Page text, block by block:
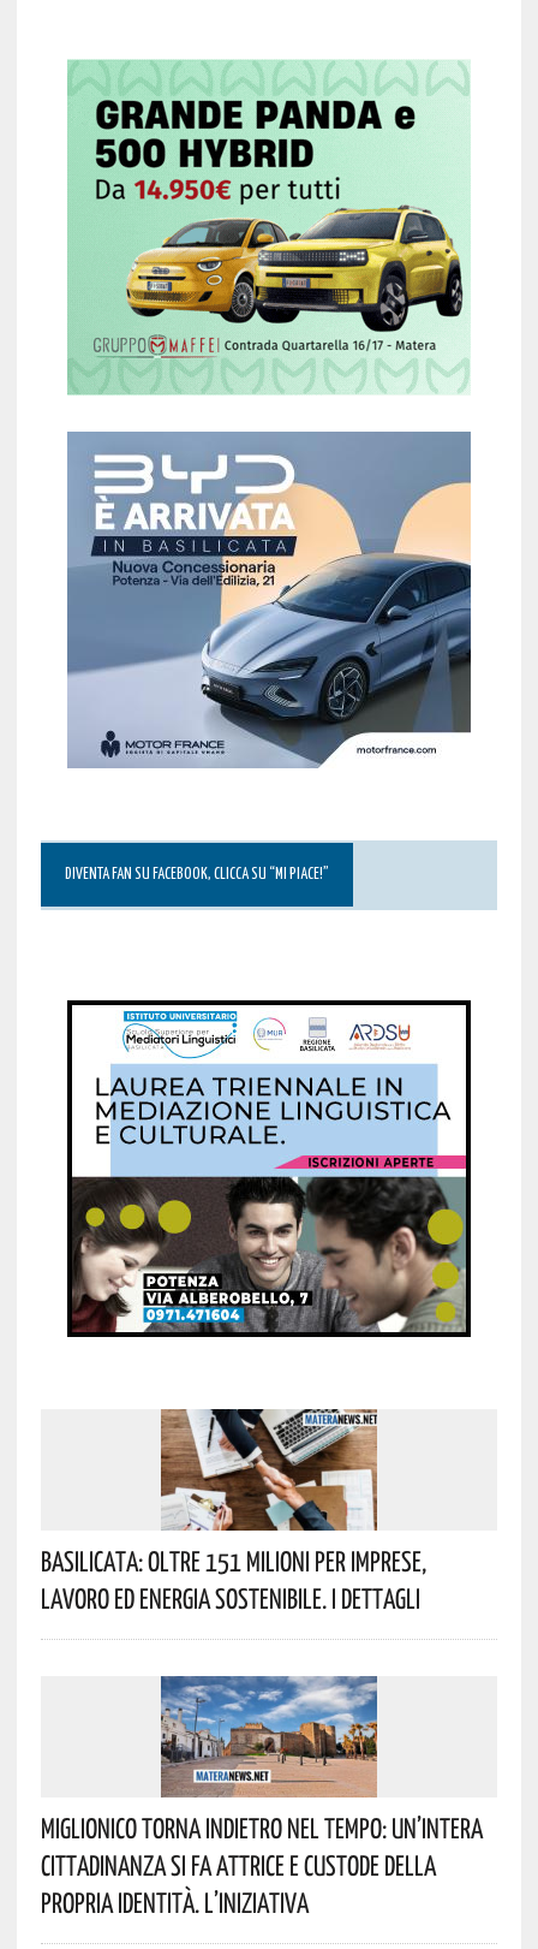
DIVENTA FAN SU FACEBOOK, CLICCA SU “MI PIACE!”
Basilicata: Oltre 151 Milioni Per Imprese,
Lavoro Ed Energia Sostenibile. I Dettagli
Miglionico Torna Indietro Nel Tempo: Un’intera
Cittadinanza Si Fa Attrice E Custode Della
Propria Identità. L’iniziativa